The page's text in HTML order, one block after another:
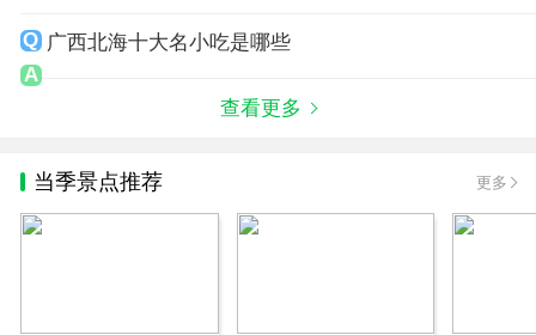
广西北海十大名小吃是哪些
查看更多
当季景点推荐 更多